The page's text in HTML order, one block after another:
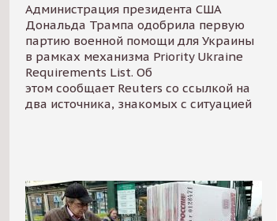
Администрация президента США
Дональда Трампа одобрила первую
партию военной помощи для Украины
в рамках механизма Priority Ukraine
Requirements List. Об
этом сообщает Reuters со ссылкой на
два источника, знакомых с ситуацией